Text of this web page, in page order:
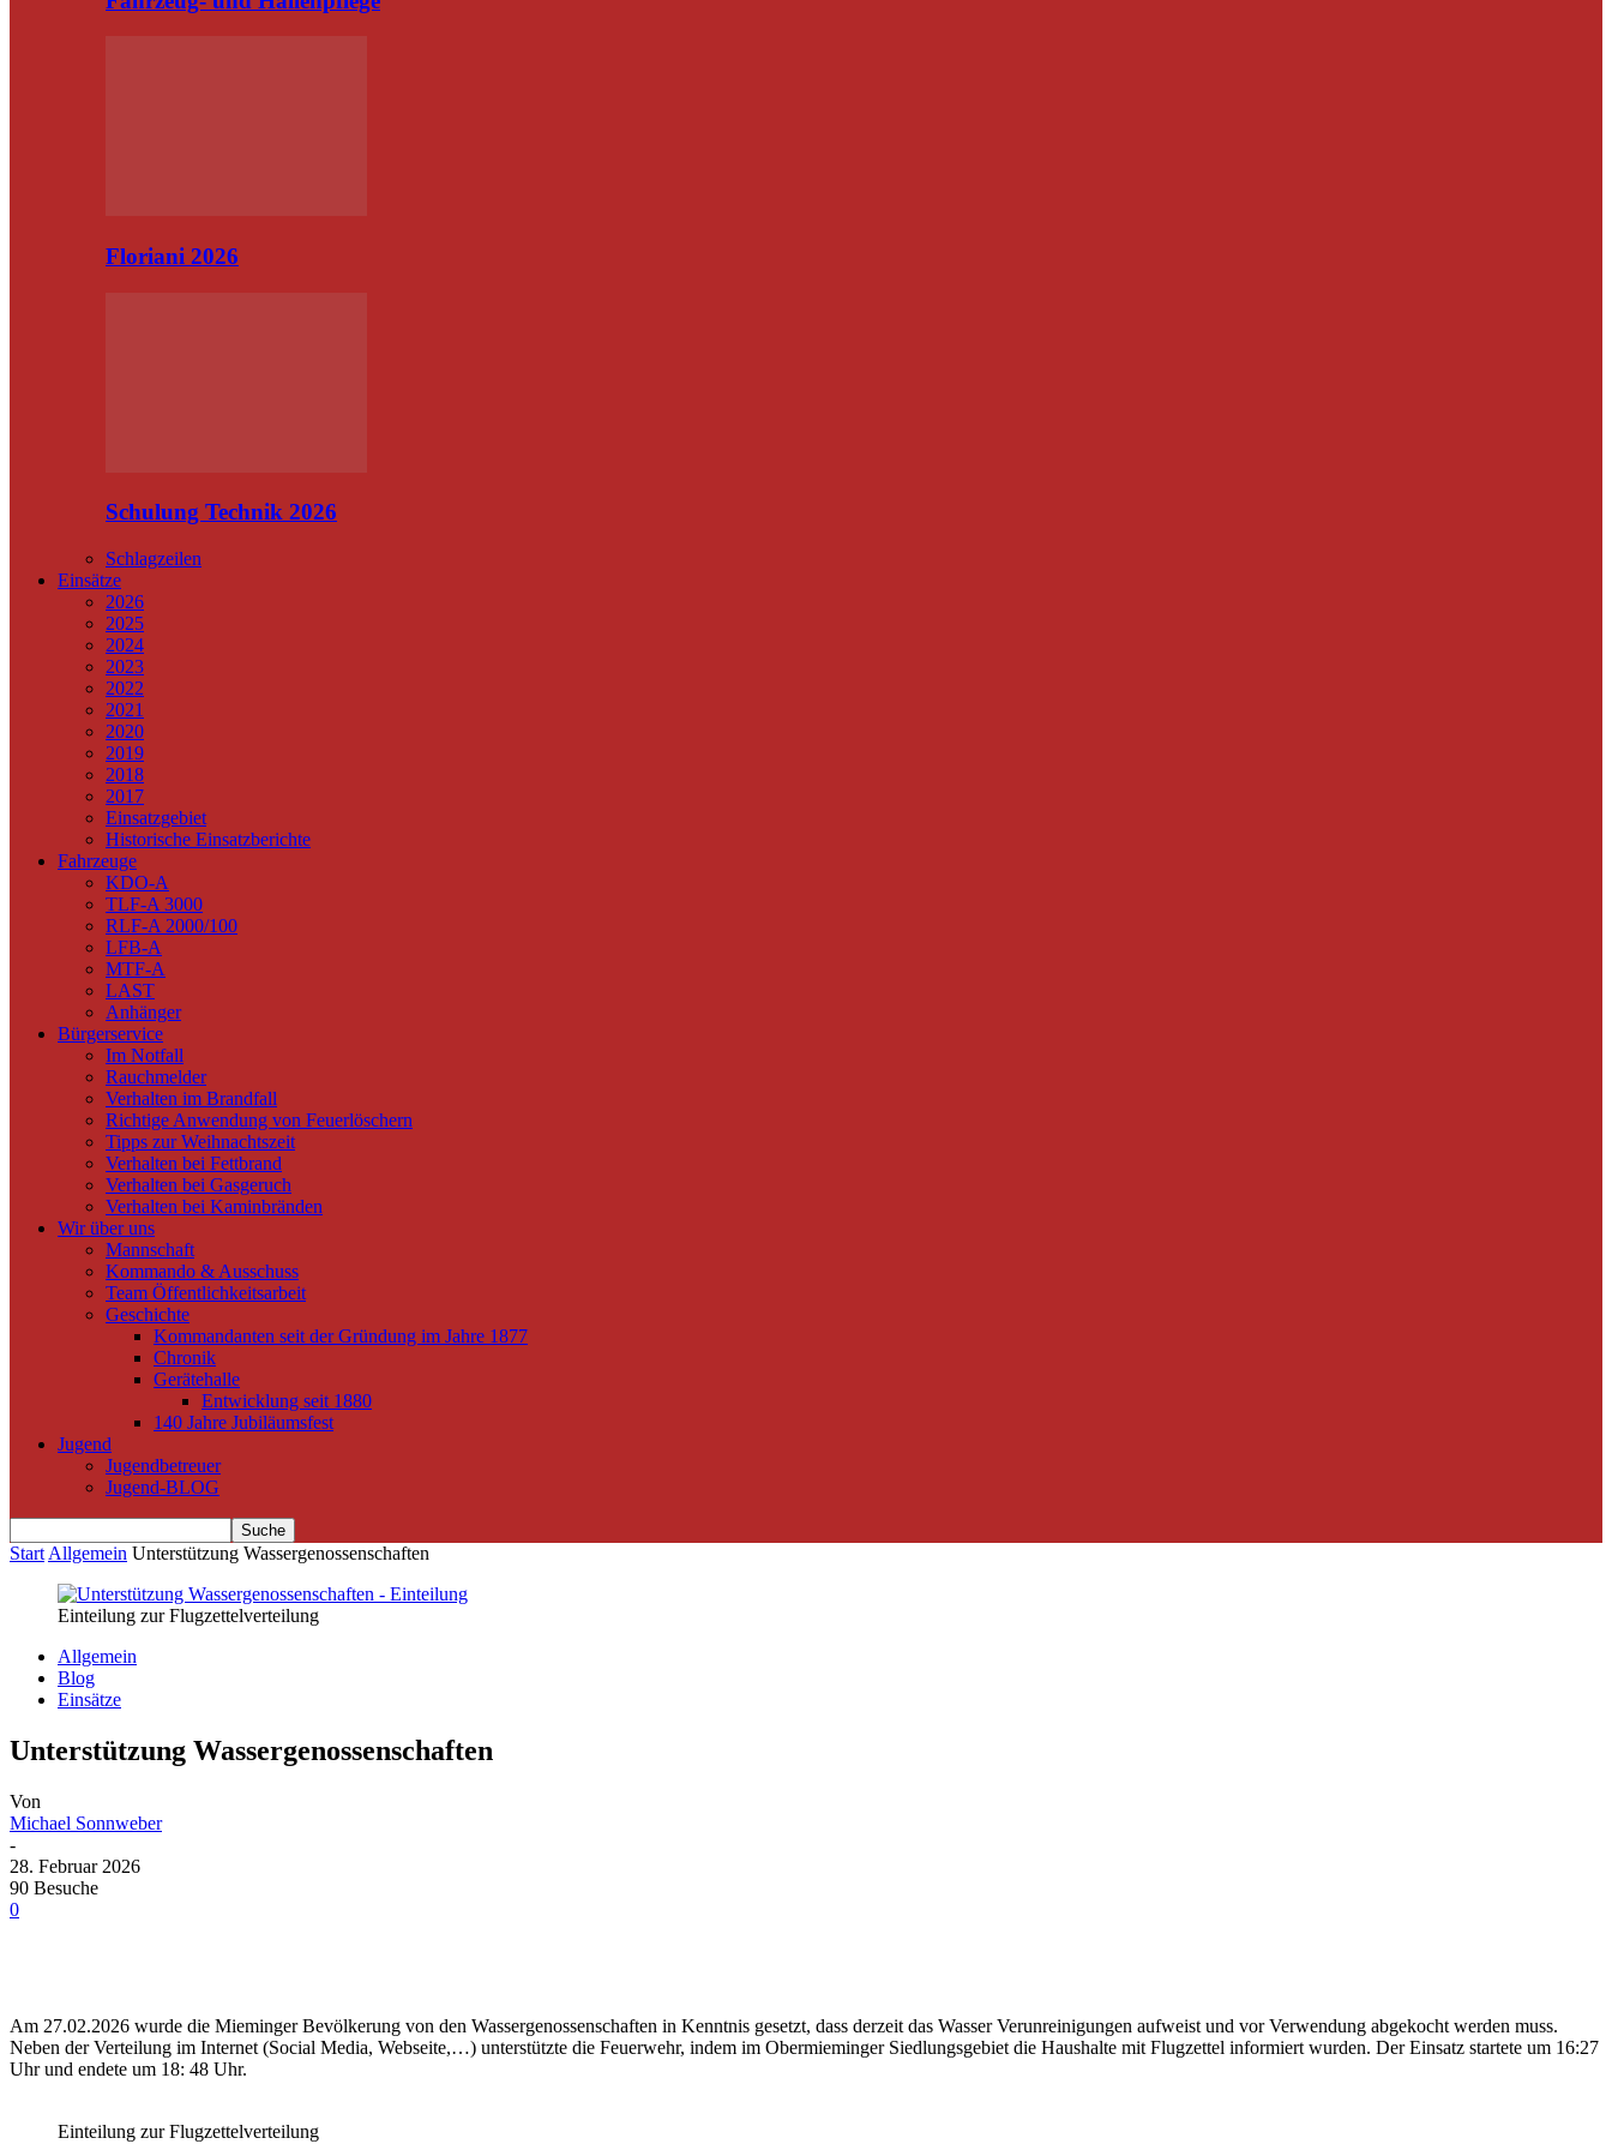
Floriani 2026
Schulung Technik 2026
Schlagzeilen
Einsätze
2026
2025
2024
2023
2022
2021
2020
2019
2018
2017
Einsatzgebiet
Historische Einsatzberichte
Fahrzeuge
KDO-A
TLF-A 3000
RLF-A 2000/100
LFB-A
MTF-A
LAST
Anhänger
Bürgerservice
Im Notfall
Rauchmelder
Verhalten im Brandfall
Richtige Anwendung von Feuerlöschern
Tipps zur Weihnachtszeit
Verhalten bei Fettbrand
Verhalten bei Gasgeruch
Verhalten bei Kaminbränden
Wir über uns
Mannschaft
Kommando & Ausschuss
Team Öffentlichkeitsarbeit
Geschichte
Kommandanten seit der Gründung im Jahre 1877
Chronik
Gerätehalle
Entwicklung seit 1880
140 Jahre Jubiläumsfest
Jugend
Jugendbetreuer
Jugend-BLOG
Start Allgemein Unterstützung Wassergenossenschaften
Einteilung zur Flugzettelverteilung
Allgemein
Blog
Einsätze
Unterstützung Wassergenossenschaften
Von
Michael Sonnweber
-
28. Februar 2026
90 Besuche
0
Am 27.02.2026 wurde die Mieminger Bevölkerung von den Wassergenossenschaften in Kenntnis gesetzt, dass derzeit das Wasser Verunreinigungen aufweist und vor Verwendung abgekocht werden muss.
Neben der Verteilung im Internet (Social Media, Webseite,…) unterstützte die Feuerwehr, indem im Obermieminger Siedlungsgebiet die Haushalte mit Flugzettel informiert wurden. Der Einsatz startete um 16:27
Uhr und endete um 18: 48 Uhr.
Einteilung zur Flugzettelverteilung